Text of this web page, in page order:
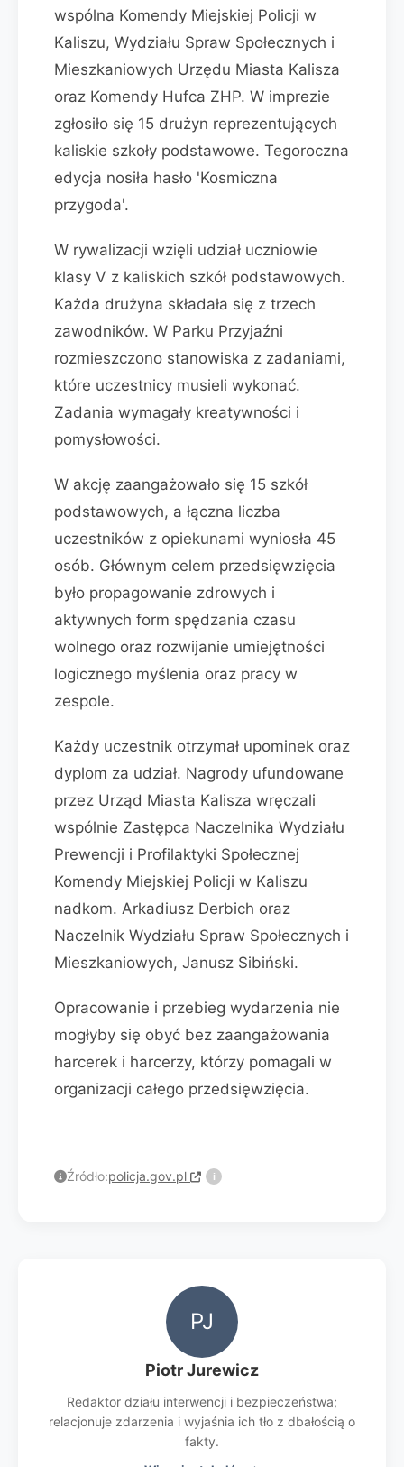
wspólna Komendy Miejskiej Policji w
Kaliszu, Wydziału Spraw Społecznych i
Mieszkaniowych Urzędu Miasta Kalisza
oraz Komendy Hufca ZHP. W imprezie
zgłosiło się 15 drużyn reprezentujących
kaliskie szkoły podstawowe. Tegoroczna
edycja nosiła hasło 'Kosmiczna
przygoda'.
W rywalizacji wzięli udział uczniowie
klasy V z kaliskich szkół podstawowych.
Każda drużyna składała się z trzech
zawodników. W Parku Przyjaźni
rozmieszczono stanowiska z zadaniami,
które uczestnicy musieli wykonać.
Zadania wymagały kreatywności i
pomysłowości.
W akcję zaangażowało się 15 szkół
podstawowych, a łączna liczba
uczestników z opiekunami wyniosła 45
osób. Głównym celem przedsięwzięcia
było propagowanie zdrowych i
aktywnych form spędzania czasu
wolnego oraz rozwijanie umiejętności
logicznego myślenia oraz pracy w
zespole.
Każdy uczestnik otrzymał upominek oraz
dyplom za udział. Nagrody ufundowane
przez Urząd Miasta Kalisza wręczali
wspólnie Zastępca Naczelnika Wydziału
Prewencji i Profilaktyki Społecznej
Komendy Miejskiej Policji w Kaliszu
nadkom. Arkadiusz Derbich oraz
Naczelnik Wydziału Spraw Społecznych i
Mieszkaniowych, Janusz Sibiński.
Opracowanie i przebieg wydarzenia nie
mogłyby się obyć bez zaangażowania
harcerek i harcerzy, którzy pomagali w
organizacji całego przedsięwzięcia.
Źródło:policja.gov.pl i
PJ
Piotr Jurewicz
Redaktor działu interwencji i bezpieczeństwa;
relacjonuje zdarzenia i wyjaśnia ich tło z dbałością o
fakty.